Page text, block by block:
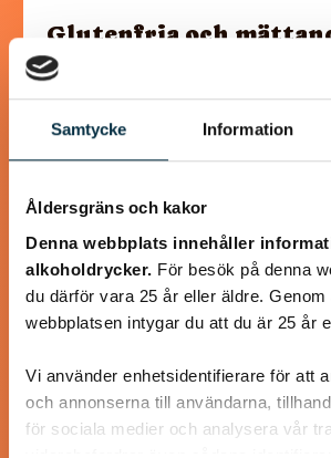
Samtycke Information
Åldersgräns och kakor
Denna webbplats innehåller
alkoholdrycker. För besök på denna
du därför vara 25 år eller äldre.
webbplatsen intygar du att du är 25 år
Vi använder enhetsidentifierare för att
och annonserna till användarna,
för sociala medier och analysera vår
Glutenfria och
pannkakor
pannkaksrecept, eftersom det mättar
det behövs för att binda ihop det
@linux222